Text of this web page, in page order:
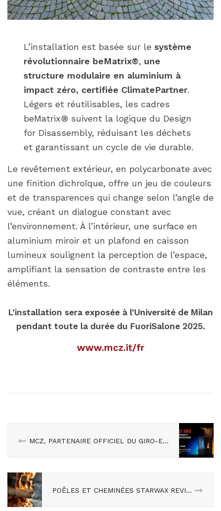
L’installation est basée sur lesystème
révolutionnaire beMatrix®, une
structure modulaire en aluminium à
impact zéro, certifiée ClimatePartner.
Légers et réutilisables, les cadres
beMatrix® suivent la logique du Design
for Disassembly, réduisant les déchets
et garantissant un cycle de vie durable.
Le revêtement extérieur, en polycarbonate avec
une finition dichroïque, offre un jeu de couleurs
et de transparences qui change selon l’angle de
vue, créant un dialogue constant avec
l’environnement. À l’intérieur, une surface en
aluminium miroir et un plafond en caisson
lumineux soulignent la perception de l’espace,
amplifiant la sensation de contraste entre les
éléments.
L’installation sera exposée à l’Université de Milan
pendant toute la durée du FuoriSalone 2025.
www.mcz.it/fr
MCZ, PARTENAIRE OFFICIEL DU GIRO-E 2025
POÊLES ET CHEMINÉES STARWAX REVISITE SA GAMME !